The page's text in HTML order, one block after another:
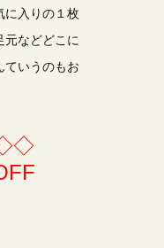
に入りの１枚
元などどこに
ていうのもお